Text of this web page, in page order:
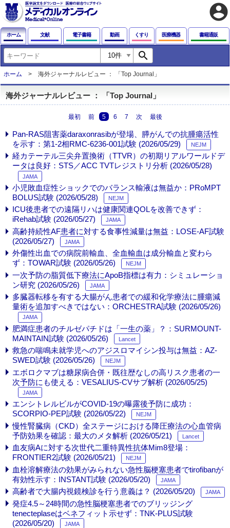
account_circle
ホーム 文献 電子書籍 動画 くすり 医療機器 書籍通販
search
ホーム 海外ジャーナルレビュー ： 「Top Journal」
海外ジャーナルレビュー ： 「Top Journal」
最初 前 5 6 7 次 最後
Pan-RAS阻害薬daraxonrasibが登場、膵がんでの抗腫瘍活性
を示す：第1-2相RMC-6236-001試験 (2026/05/29)
NEJM
経カテーテル三尖弁置換術（TTVR）の初期リアルワールドデ
ータは良好：STS／ACC TVTレジストリ分析 (2026/05/28)
JAMA
小児敗血症性ショックでのバランス輸液は無益か：PRoMPT
BOLUS試験 (2026/05/28)
NEJM
ICU後患者での遠隔リハは健康関連QOLを改善できず：
iRehab試験 (2026/05/27)
JAMA
高齢持続性AF患者に対する食事性減量は無益：LOSE-AF試験
(2026/05/27)
JAMA
外傷性出血での病院前輸血、全血輸血は成分輸血と変わら
ず：TOWAR試験 (2026/05/26)
NEJM
一次予防の脂質低下療法にApoB指標は有力：シミュレーショ
ン研究 (2026/05/26)
JAMA
多臓器転移を有する大腸がん患者での緩和化学療法に腫瘍減
量術を追加すべきではない：ORCHESTRA試験 (2026/05/26)
JAMA
肥満症患者のチルゼパチドは「一生の薬」？：SURMOUNT-
MAINTAIN試験 (2026/05/26)
Lancet
救急の喘鳴未就学児へのアジスロマイシン投与は無益：AZ-
SWED試験 (2026/05/26)
NEJM
エボロクマブは糖尿病合併・既往歴なしの高リスク患者の一
次予防にも使える：VESALIUS-CVサブ解析 (2026/05/25)
JAMA
エンシトレルビルがCOVID-19の曝露後予防に成功：
SCORPIO-PEP試験 (2026/05/22)
NEJM
慢性腎臓病（CKD）全ステージにおける降圧療法の心血管病
予防効果を確認：最大のメタ解析 (2026/05/21)
Lancet
血友病Aに対する次世代二重特異性抗体Mim8登場：
FRONTIER2試験 (2026/05/21)
NEJM
血栓溶解療法の効果がみられない急性脳梗塞患者でtirofibanが
有効性示す：INSTANT試験 (2026/05/20)
JAMA
高齢者で大腸内視鏡検診を行う意義は？ (2026/05/20) JAMA
発症4.5～24時間の急性脳梗塞患者でのブリッジング
tenecteplaseはベネフィット示せず：TNK-PLUS試験
(2026/05/20)
JAMA